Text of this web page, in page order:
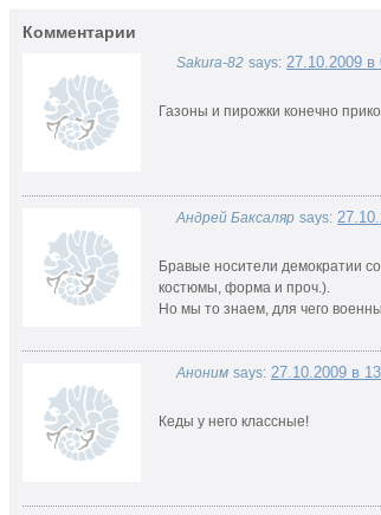
Комментарии
Sakura-82 says: 27.10.2009 в
Газоны и пирожки конечно
Андрей Баксаляр says:
Бравые носители демократии
костюмы, форма и проч.).
Но мы то знаем, для чего
Аноним says: 27.10.2009 в
Кеды у него классные!